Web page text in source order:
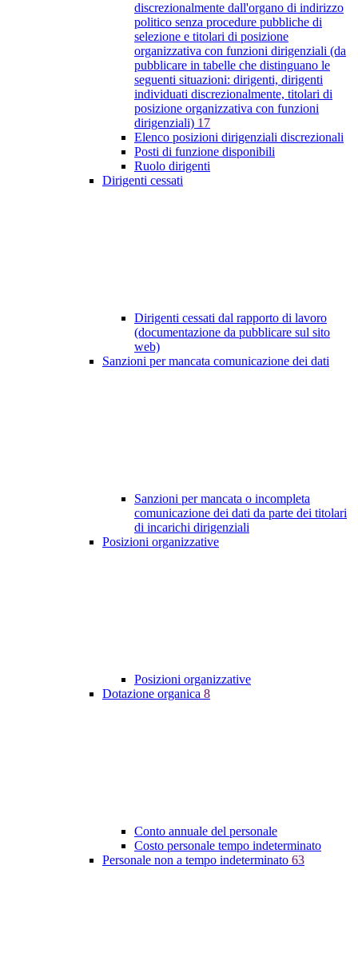
discrezionalmente dall'organo di indirizzo
politico senza procedure pubbliche di
selezione e titolari di posizione
organizzativa con funzioni dirigenziali (da
pubblicare in tabelle che distinguano le
seguenti situazioni: dirigenti, dirigenti
individuati discrezionalmente, titolari di
posizione organizzativa con funzioni
dirigenziali) 17
Elenco posizioni dirigenziali discrezionali
Posti di funzione disponibili
Ruolo dirigenti
Dirigenti cessati
Dirigenti cessati dal rapporto di lavoro
(documentazione da pubblicare sul sito
web)
Sanzioni per mancata comunicazione dei dati
Sanzioni per mancata o incompleta
comunicazione dei dati da parte dei titolari
di incarichi dirigenziali
Posizioni organizzative
Posizioni organizzative
Dotazione organica 8
Conto annuale del personale
Costo personale tempo indeterminato
Personale non a tempo indeterminato 63